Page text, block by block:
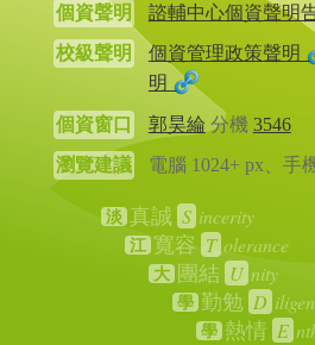
個資聲明
諮輔中心個資聲明
校級聲明
個資管理政策聲明
明
個資窗口 郭昊綸 分機 3546
瀏覽建議
電腦 1024+ px、手
淡 真誠 S incerity
江 寬容 T olerance
大 團結 U nity
學 勤勉 D
學 熱情 E